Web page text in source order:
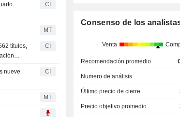
CI
MT
títulos,
CI
nueve
CI
MT
Consenso de los
Venta
Recomendación promedio
Numero de análisis
Último precio de cierre
Precio objetivo promedio